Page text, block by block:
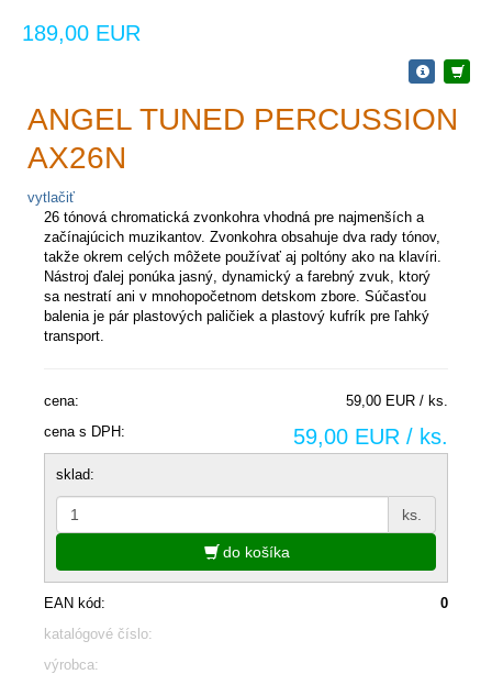
189,00 EUR
ANGEL TUNED PERCUSSION
AX26N
vytlačiť
26 tónová chromatická zvonkohra vhodná pre najmenších a
začínajúcich muzikantov. Zvonkohra obsahuje dva rady tónov,
takže okrem celých môžete používať aj poltóny ako na klavíri.
Nástroj ďalej ponúka jasný, dynamický a farebný zvuk, ktorý
sa nestratí ani v mnohopočetnom detskom zbore. Súčasťou
balenia je pár plastových paličiek a plastový kufrík pre ľahký
transport.
cena:
59,00 EUR / ks.
cena s DPH:
59,00 EUR / ks.
sklad:
ks.
do košíka
EAN kód:
0
katalógové číslo:
výrobca: